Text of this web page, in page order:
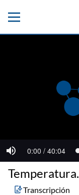
Transcripción